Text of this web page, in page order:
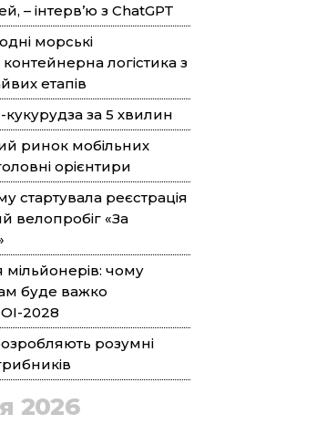
– інтерв’ю з ChatGPT
морські
логістика з
етапів
кукурудза за 5 хвилин
ринок мобільних
орієнтири
стартувала реєстрація
велопробіг «За
мільйонерів: чому
буде важко
2028
розумні
2026